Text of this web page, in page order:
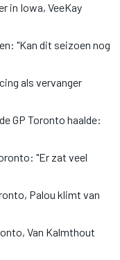
in Iowa, VeeKay
"Kan dit seizoen nog
als vervanger
GP Toronto haalde:
"Er zat veel
Palou klimt van
Van Kalmthout